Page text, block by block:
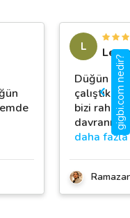
L
Düğün
çalıştık.
bizi rahat
daha fazla
gigbi.com nedir?